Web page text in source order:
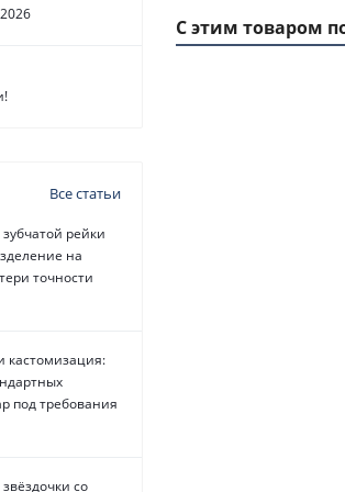
С этим товаром
Все статьи
рейки
на
точности
кастомизация:
под требования
со